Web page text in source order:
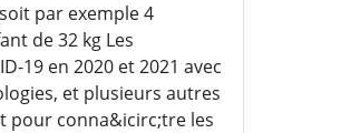
par exemple 4
de 32 kg Les
19 en 2020 et 2021 avec
et plusieurs autres
pour conna&icirc;tre les